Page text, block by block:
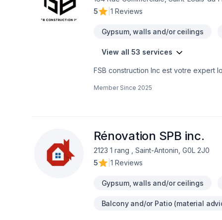
5
1 Reviews
Gypsum, walls and/or ceilings
View all 53 services
FSB construction Inc est votre expert local en Rénovation et
accompagne à chaque étape, avec
Member Since 2025
Rénovation SPB inc.
2123 1 rang , Saint-Antonin, G0L 2J0
5
1 Reviews
Gypsum, walls and/or ceilings
Balcony and/or Patio (material